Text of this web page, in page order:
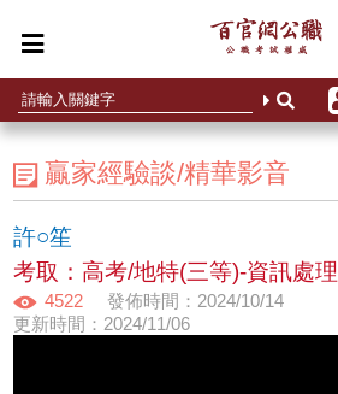
贏家經驗談/精華影音
許○笙
考取：高考/地特(三等)-資訊處理
4522
發佈時間：2024/10/14
更新時間：2024/11/06